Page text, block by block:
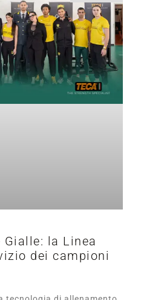
Gialle: la Linea
dei campioni